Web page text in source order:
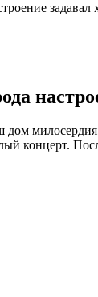
концерт.